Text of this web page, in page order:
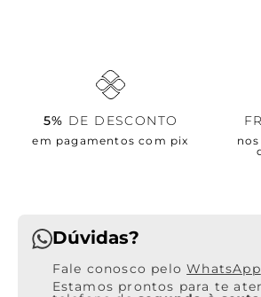
5% DE DESCONTO
em pagamentos com pix
Dúvidas?
WhatsApp
Estamos prontos para te